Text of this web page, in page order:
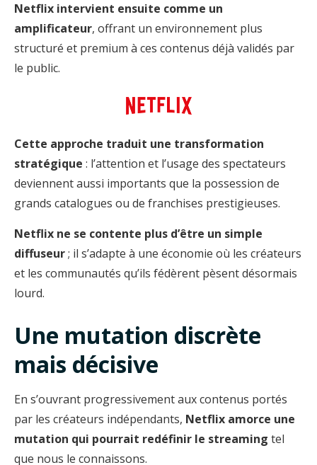
Netflix intervient ensuite comme un
amplificateur, offrant un environnement plus
structuré et premium à ces contenus déjà validés par
le public.
Cette approche traduit une transformation
stratégique : l’attention et l’usage des spectateurs
deviennent aussi importants que la possession de
grands catalogues ou de franchises prestigieuses.
Netflix ne se contente plus d’être un simple
diffuseur; il s’adapte à une économie où les créateurs
et les communautés qu’ils fédèrent pèsent désormais
lourd.
Une mutation discrète
mais décisive
En s’ouvrant progressivement aux contenus portés
par les créateurs indépendants, Netflix amorce une
mutation qui pourrait redéfinir le streaming tel
que nous le connaissons.